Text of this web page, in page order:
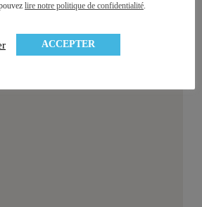
SCI
lire notre politique de confidentialité.
ACCEPTER